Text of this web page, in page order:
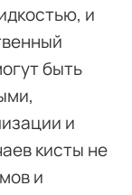
и
быть
и
кисты не
и